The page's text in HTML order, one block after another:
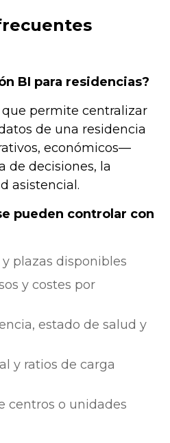
BI para residencias?
permite centralizar
de una residencia
económicos—
de decisiones, la
asistencial.
pueden controlar con
plazas disponibles
y costes por
estado de salud y
y ratios de carga
centros o unidades